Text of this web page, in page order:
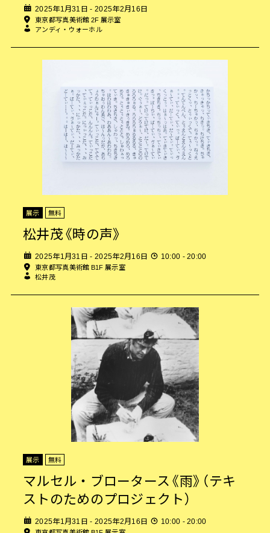
2025年1月31日 - 2025年2月16日
東京都写真美術館 2F 展示室
アンディ・ウォーホル
展示 無料
松井茂《時の声》
2025年1月31日 - 2025年2月16日 10:00 - 20:00
東京都写真美術館 B1F 展示室
松井茂
展示 無料
マルセル・ブロータース《雨》（テキ
ストのためのプロジェクト）
2025年1月31日 - 2025年2月16日 10:00 - 20:00